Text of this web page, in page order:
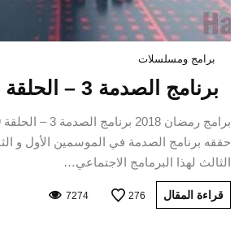
برامج ومسلسلات
برنامج الصدمة 3 – الحلقة 19
حققه برنامج الصدمة في الموسمين الأول و
الثالث لهذا البرمامج الاجتماعي…
قراءة المقال 276
7274